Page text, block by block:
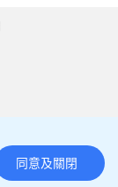
同意及關閉